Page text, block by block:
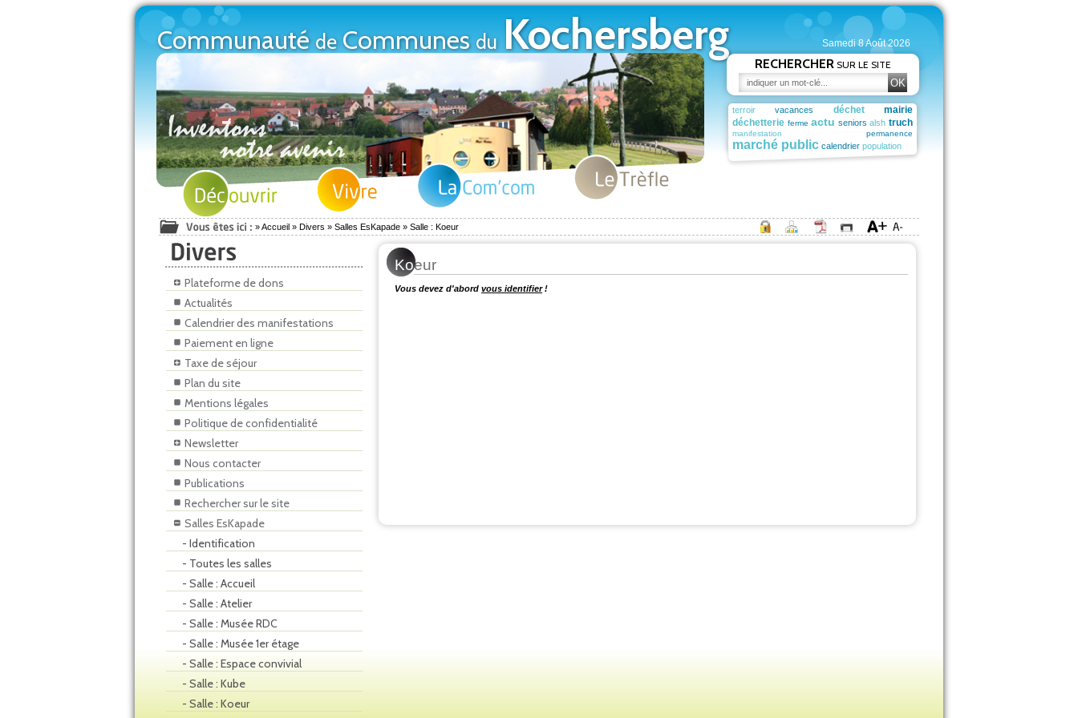
CommunautédeCommunesdu Kochersberg Samedi 8 Août 2026
Découvrir Vivre La Com'com Le Trèfle
RECHERCHER SUR LE SITE
OK
terroir ​vacances déchet​mairie
déchetterie ferme ​actu seniors ​alsh ​truch
manifestation permanence
marché public calendrier population
»Accueil » Divers » Salles EsKapade » Salle : Koeur
Plateforme de dons
Actualités
Calendrier des manifestations
Paiement en ligne
Taxe de séjour
Plan du site
Mentions légales
Politique de confidentialité
Newsletter
Nous contacter
Publications
Rechercher sur le site
Salles EsKapade
- Identification
- Toutes les salles
- Salle : Accueil
- Salle : Atelier
- Salle : Musée RDC
- Salle : Musée 1er étage
- Salle : Espace convivial
- Salle : Kube
- Salle : Koeur
Koeur
Vous devez d'abord vous identifier!